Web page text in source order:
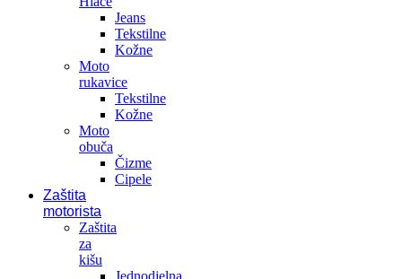
Jeans
Tekstilne
Kožne
Moto
rukavice
Tekstilne
Kožne
Moto
obuča
Čizme
Cipele
Zaštita
motorista
Zaštita
za
kišu